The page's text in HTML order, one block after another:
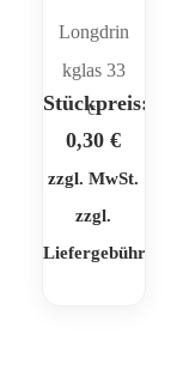
Longdrin
kglas 33
cl
Stückpreis:
0,30€
zzgl. MwSt.
zzgl.
Liefergebühr